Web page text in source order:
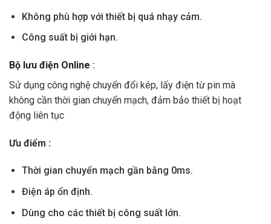
Không phù hợp với thiết bị quá nhạy cảm.
Công suất bị giới hạn.
Bộ lưu điện Online :
Sử dụng công nghệ chuyển đổi kép, lấy điện từ pin mà
không cần thời gian chuyển mạch, đảm bảo thiết bị hoạt
động liên tục
Ưu điểm :
Thời gian chuyển mạch gần bằng 0ms.
Điện áp ổn định.
Dùng cho các thiết bị công suất lớn.